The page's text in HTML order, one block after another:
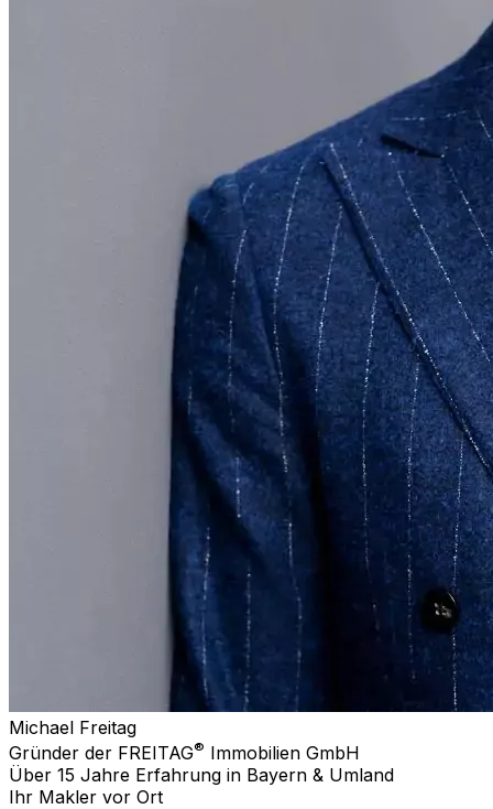
Michael Freitag
Gründer der FREITAG® Immobilien GmbH
Über 15 Jahre Erfahrung in Bayern & Umland
Ihr Makler vor Ort